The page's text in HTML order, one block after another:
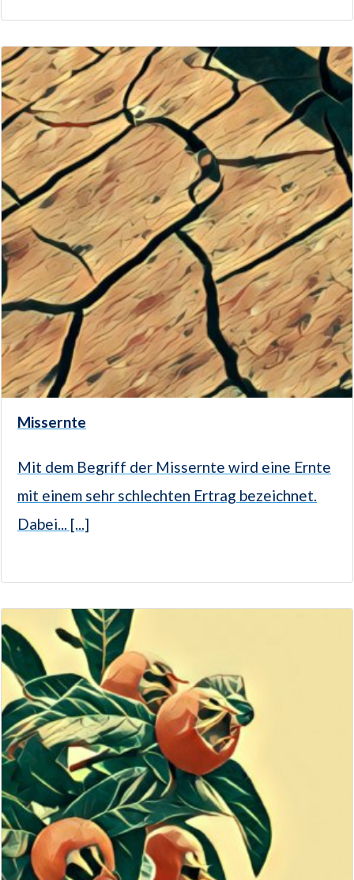
Missernte
Mit dem Begriff der Missernte wird eine Ernte
mit einem sehr schlechten Ertrag bezeichnet.
Dabei... [...]